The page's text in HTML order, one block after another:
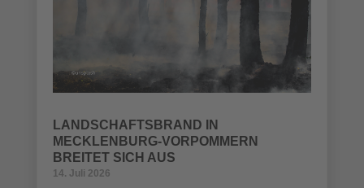
LANDSCHAFTSBRAND IN
MECKLENBURG-VORPOMMERN
BREITET SICH AUS
14. Juli 2026